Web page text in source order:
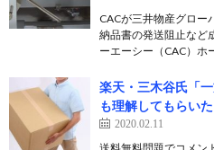
CACが三井物産グロー
納品書の発送阻止など
ーエーシー（CAC）ホ
楽天・三木谷氏「
も理解してもらいた
2020.02.11